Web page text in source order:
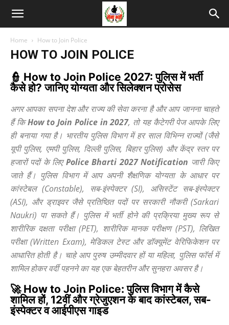
Home How to Join Police
HOW TO JOIN POLICE
👮 How to Join Police 2027: पुलिस में भर्ती
कैसे हो? जानिए योग्यता और सिलेक्शन प्रोसेस
अगर आपका सपना देश और राज्य की सेवा करना है और आप जानना चाहते
हैं किHow to Join Police in 2027, तो यह कैटेगरी पेज आपके लिए
ही बनाया गया है। भारतीय पुलिस विभाग में हर साल विभिन्न राज्यों (जैसे
यूपी पुलिस, एमपी पुलिस, दिल्ली पुलिस, बिहार पुलिस) और केंद्र स्तर पर
हजारों पदों के लिएPolice Bharti 2027 Notification जारी किए
जाते हैं। पुलिस विभाग में आप अपनी शैक्षणिक योग्यता के आधार पर
कांस्टेबल (Constable), सब-इंस्पेक्टर (SI), असिस्टेंट सब-इंस्पेक्टर
(ASI), और ड्राइवर जैसे प्रतिष्ठित पदों पर सरकारी नौकरी (Sarkari
Naukri) पा सकते हैं। पुलिस में भर्ती होने की प्रक्रिया मुख्य रूप से
शारीरिक दक्षता परीक्षा (PET), शारीरिक मानक परीक्षण (PST), लिखित
परीक्षा (Written Exam), मेडिकल टेस्ट और डॉक्यूमेंट वेरिफिकेशन पर
आधारित होती है। चाहे आप पुरुष उम्मीदवार हों या महिला, पुलिस फाॅर्स में
शामिल होकर वर्दी पहनने का यह एक बेहतरीन और सुनहरा अवसर है।
🚀 How to Join Police: पुलिस विभाग में कैसे
शामिल हों, 12वीं और ग्रेजुएशन के बाद कांस्टेबल, सब-
इंस्पेक्टर व आईपीएस गाइड